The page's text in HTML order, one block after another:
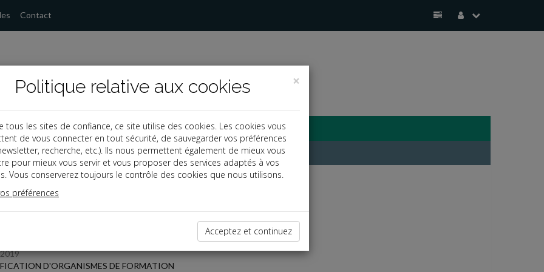
Contact
dernières dépêches
D'ORGANISMES DE FORMATION
×
Politique relative aux cookies
tous les sites de confiance, ce site utilise des cookies. Les cookies vous
de vous connecter en tout sécurité, de sauvegarder vos préférences
recherche, etc.). Ils nous permettent également de mieux vous
pour mieux vous servir et vous proposer des services adaptés à vos
Vous conserverez toujours le contrôle des cookies que nous utilisons.
préférences
Acceptez et continuez